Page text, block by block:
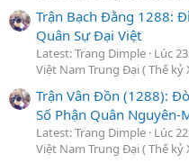
Trận Bạch Đằng 1288:
Quân Sự Đại Việt
Latest: Trang Dimple Lúc
Việt Nam Trung Đại ( Thế kỷ
Trận Vân Đồn (1288):
Số Phận Quân Nguyên-
Latest: Trang Dimple Lúc
Việt Nam Trung Đại ( Thế kỷ